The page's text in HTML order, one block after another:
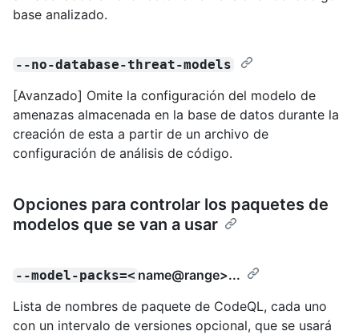
base analizado.
--no-database-threat-models
[Avanzado] Omite la configuración del modelo de
amenazas almacenada en la base de datos durante la
creación de esta a partir de un archivo de
configuración de análisis de código.
Opciones para controlar los paquetes de
modelos que se van a usar
--model-packs=< name@range>...
Lista de nombres de paquete de CodeQL, cada uno
con un intervalo de versiones opcional, que se usará